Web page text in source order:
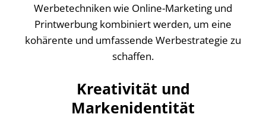
Werbetechniken wie Online-Marketing und
Printwerbung kombiniert werden, um eine
kohärente und umfassende Werbestrategie zu
schaffen.
Kreativität und
Markenidentität